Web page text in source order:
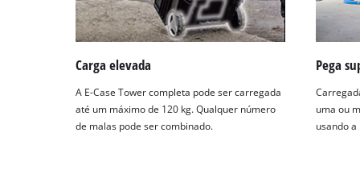
Carga elevada
A E-Case Tower completa pode ser carregada
até um máximo de 120 kg. Qualquer número
de malas pode ser combinado.
Pega
uma ou
usando